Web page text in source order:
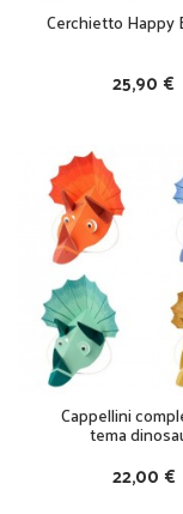
Cerchietto Happy
25,90 €
Cappellini
tema
22,00 €